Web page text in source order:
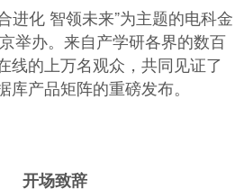
进化 智领未来”为主题的电科金
举办。来自产学研各界的数百
线的上万名观众，共同见证了
产品矩阵的重磅发布。
开场致辞